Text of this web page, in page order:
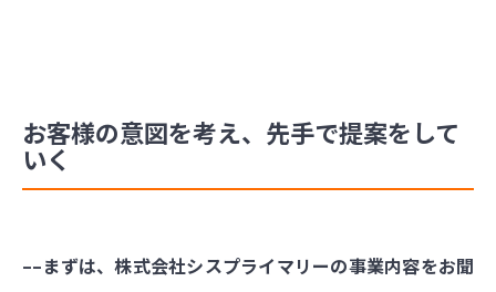
お客様の意図を考え、先手で提案をして
いく
––まずは、株式会社シスプライマリーの事業内容をお聞